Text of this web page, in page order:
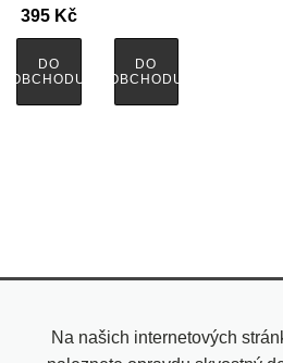
395 Kč
DO
OBCHODU
DO
OBCHODU
Na našich internetových